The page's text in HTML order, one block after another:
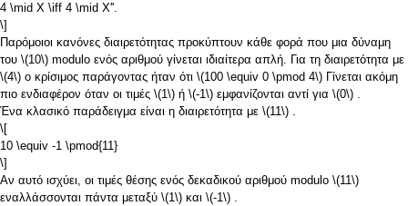
4 \mid X \iff 4 \mid X''.
\]
Παρόμοιοι κανόνες διαιρετότητας προκύπτουν κάθε φορά που μια δύναμη
του \(10\) modulo ενός αριθμού γίνεται ιδιαίτερα απλή. Για τη διαιρετότητα με
\(4\) ο κρίσιμος παράγοντας ήταν ότι \(100 \equiv 0 \pmod 4\) Γίνεται ακόμη
πιο ενδιαφέρον όταν οι τιμές \(1\) ή \(-1\) εμφανίζονται αντί για \(0\) .
Ένα κλασικό παράδειγμα είναι η διαιρετότητα με \(11\) .
\[
10 \equiv -1 \pmod{11}
\]
Αν αυτό ισχύει, οι τιμές θέσης ενός δεκαδικού αριθμού modulo \(11\)
εναλλάσσονται πάντα μεταξύ \(1\) και \(-1\) .